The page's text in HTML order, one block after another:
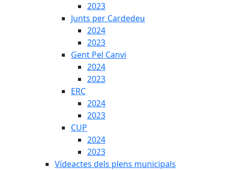
2023
Junts per Cardedeu
2024
2023
Gent Pel Canvi
2024
2023
ERC
2024
2023
CUP
2024
2023
Vídeactes dels plens municipals